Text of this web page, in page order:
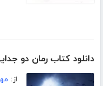
دانلود کتاب رمان دو
از: